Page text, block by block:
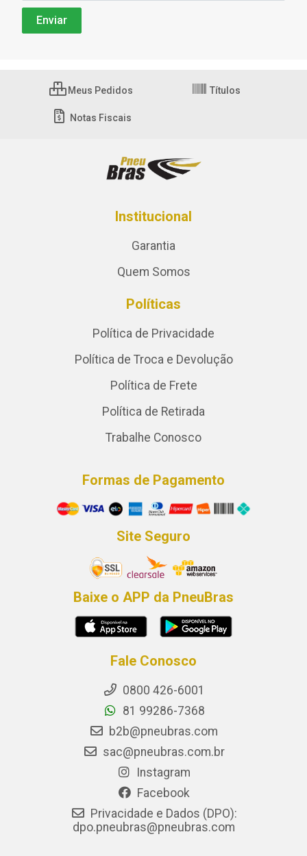
Meus Pedidos Títulos
Notas Fiscais
Institucional
Garantia
Quem Somos
Políticas
Política de Privacidade
Política de Troca e Devolução
Política de Frete
Política de Retirada
Trabalhe Conosco
Formas de Pagamento
Site Seguro
Baixe o APP da PneuBras
Fale Conosco
0800 426-6001
81 99286-7368
b2b@pneubras.com
sac@pneubras.com.br
Instagram
Facebook
Privacidade e Dados (DPO):
dpo.pneubras@pneubras.com